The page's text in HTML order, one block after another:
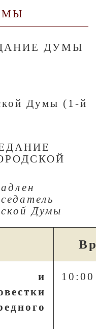
ДУМЫ
Думы (1-й
Думы
и